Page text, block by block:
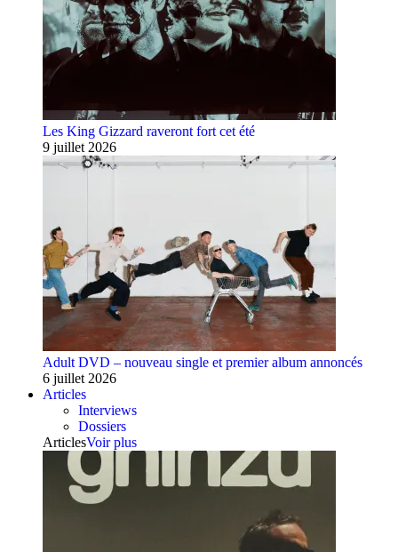
Les King Gizzard raveront fort cet été
9 juillet 2026
Adult DVD – nouveau single et premier album annoncés
6 juillet 2026
Articles
Interviews
Dossiers
ArticlesVoir plus